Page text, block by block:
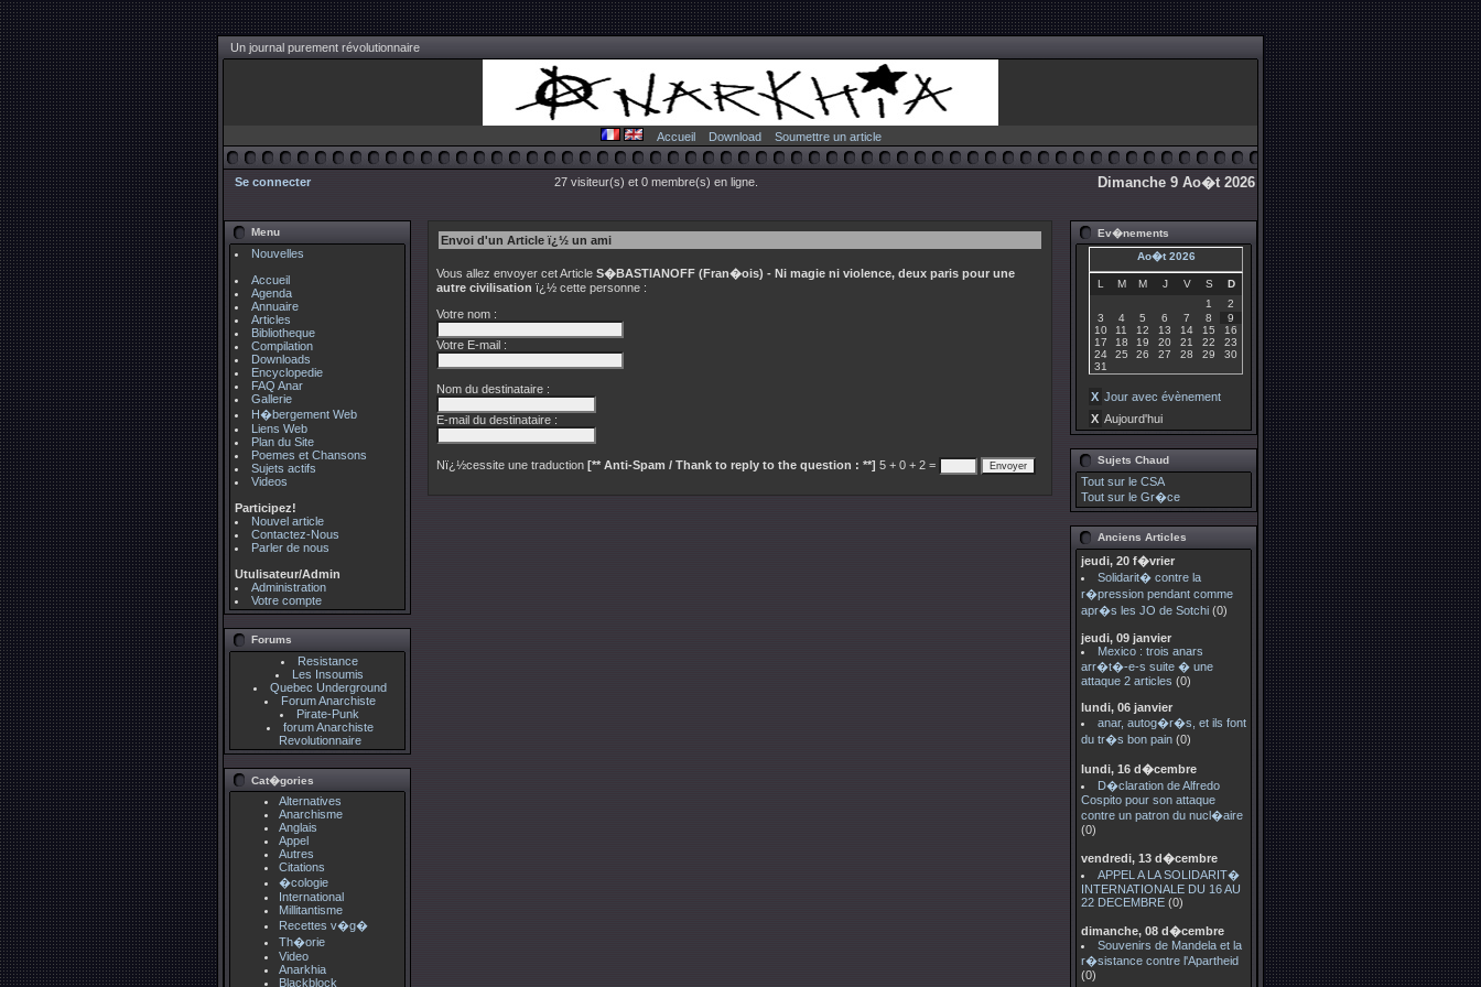
Un journal purement révolutionnaire
Accueil Download Soumettre un article
Se connecter 27 visiteur(s) et 0 membre(s) en ligne. Dimanche 9 Ao�t 2026
Menu
Nouvelles
Accueil
Agenda
Annuaire
Articles
Bibliotheque
Compilation
Downloads
Encyclopedie
FAQ Anar
Gallerie
H�bergement Web
Liens Web
Plan du Site
Poemes et Chansons
Sujets actifs
Videos
Participez!
Nouvel article
Contactez-Nous
Parler de nous
Utulisateur/Admin
Administration
Votre compte
Forums
Resistance
Les Insoumis
Quebec Underground
Forum Anarchiste
Pirate-Punk
forum Anarchiste
Revolutionnaire
Cat�gories
Alternatives
Anarchisme
Anglais
Appel
Autres
Citations
�cologie
International
Millitantisme
Recettes v�g�
Th�orie
Video
Anarkhia
Blackblock
Envoi d'un Article ï¿½ un ami
Vous allez envoyer cet Article S�BASTIANOFF (Fran�ois) - Ni magie ni violence, deux paris pour une
autre civilisation ï¿½ cette personne :
Votre nom :
Votre E-mail :
Nom du destinataire :
E-mail du destinataire :
Nï¿½cessite une traduction [** Anti-Spam / Thank to reply to the question : **] 5 + 0 + 2 =
Ev�nements
Ao�t 2026
L M M J V S
D
1
2
3
4 5 6 7 8
9
10
11 12 13 14 15
16
17
18 19 20 21 22
23
24
25 26 27 28 29
30
31
X Jour avec évènement
X Aujourd'hui
Sujets Chaud
Tout sur le CSA
Tout sur le Gr�ce
Anciens Articles
jeudi, 20 f�vrier
Solidarit� contre la
r�pression pendant comme
apr�s les JO de Sotchi (0)
jeudi, 09 janvier
Mexico : trois anars
arr�t�-e-s suite � une
attaque 2 articles (0)
lundi, 06 janvier
anar, autog�r�s, et ils font
du tr�s bon pain (0)
lundi, 16 d�cembre
D�claration de Alfredo
Cospito pour son attaque
contre un patron du nucl�aire
(0)
vendredi, 13 d�cembre
APPEL A LA SOLIDARIT�
INTERNATIONALE DU 16 AU
22 DECEMBRE (0)
dimanche, 08 d�cembre
Souvenirs de Mandela et la
r�sistance contre l'Apartheid
(0)